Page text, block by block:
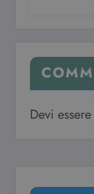
Devi essere